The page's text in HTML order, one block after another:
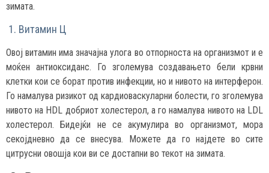
зимата.
1. Витамин Ц
Овој витамин има значајна улога во отпорноста на организмот и е
моќен антиоксиданс. Го зголемува создавањето бели крвни
клетки кои се борат против инфекции, но и нивото на интерферон.
Го намалува ризикот од кардиоваскуларни болести, го зголемува
нивото на HDL добриот холестерол, а го намалува нивото на LDL
холестерол. Бидејќи не се акумулира во организмот, мора
секојдневно да се внесува. Можете да го најдете во сите
цитрусни овошја кои ви се достапни во текот на зимата.